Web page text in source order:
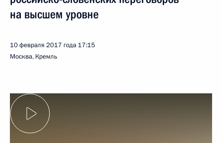
на высшем уровне
10 февраля 2017 года 17:15
Москва, Кремль